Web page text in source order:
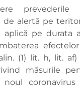
prevederile
de alertă pe
aplică pe durata
(1) lit. h, lit.
măsurile
coronavirus